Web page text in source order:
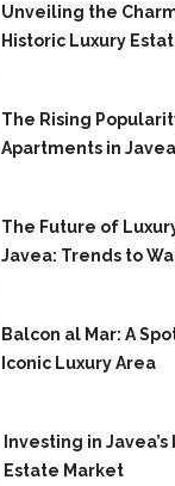
Unveiling the
Historic Luxury
The Rising
Apartments in Javea
The Future of
Javea: Trends to
Balcon al Mar: A
Iconic Luxury Area
Investing in
Estate Market